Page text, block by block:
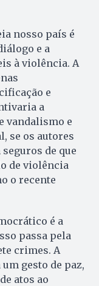
nosso país é
e a
à violência. A
e
a
vandalismo e
se os autores
de que
de violência
o recente
é a
passa pela
crimes. A
gesto de paz,
atos ao